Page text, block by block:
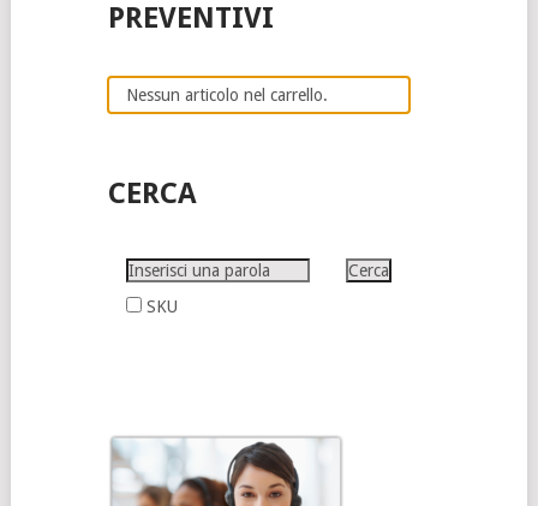
PREVENTIVI
Nessun articolo nel carrello.
CERCA
SKU